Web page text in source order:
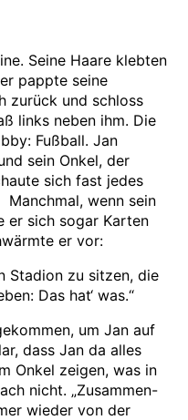
Seine Haare klebten
pappte seine
zurück und schloss
links neben ihm. Die
Fußball. Jan
sein Onkel, der
sich fast jedes
Manchmal, wenn sein
er sich sogar Karten
er vor:
Stadion zu sitzen, die
Das hat‘ was.“
um Jan auf
dass Jan da alles
Onkel zeigen, was in
nicht. „Zusammen-
wieder von der